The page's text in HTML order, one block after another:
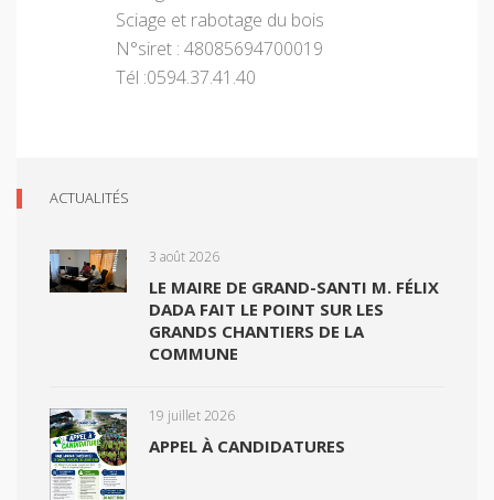
Sciage et rabotage du bois
N°siret : 48085694700019
Tél :0594.37.41.40
ACTUALITÉS
3 août 2026
LE MAIRE DE GRAND-SANTI M. FÉLIX
DADA FAIT LE POINT SUR LES
GRANDS CHANTIERS DE LA
COMMUNE
19 juillet 2026
APPEL À CANDIDATURES